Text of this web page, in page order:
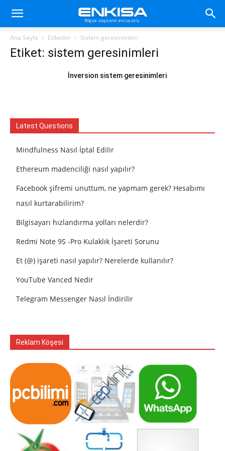
Ana Sayfa Etiketler Sistem geresinimleri
Etiket: sistem geresinimleri
İnversion sistem geresinimleri
Latest Questions
Mindfulness Nasıl İptal Edilir
Ethereum madenciliği nasıl yapılır?
Facebook şifremi unuttum, ne yapmam gerek? Hesabımı
nasıl kurtarabilirim?
Bilgisayarı hızlandırma yolları nelerdir?
Redmi Note 9S -Pro Kulaklık İşareti Sorunu
Et (@) işareti nasıl yapılır? Nerelerde kullanılır?
YouTube Vanced Nedir
Telegram Messenger Nasıl İndirilir
Reklam Köşesi